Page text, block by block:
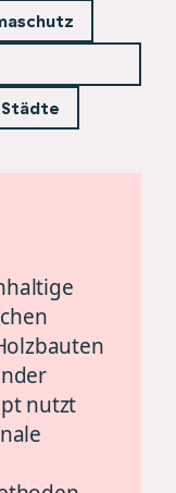
nutzt